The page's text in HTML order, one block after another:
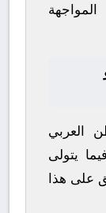
العربي
يتولى
على هذا